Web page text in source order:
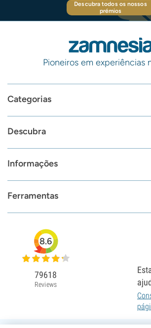
Descubra todos os nossos
prémios
Pioneiros em experiências
Categorias
Descubra
Informações
Ferramentas
8.6
79618
Reviews